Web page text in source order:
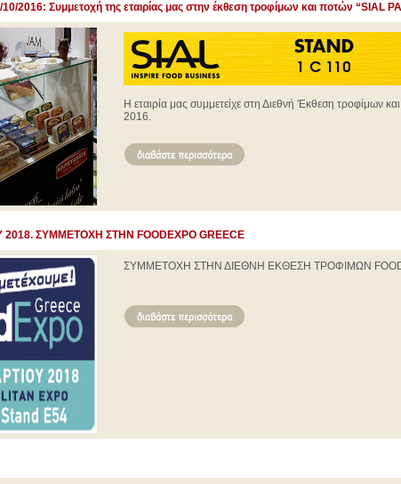
2016: Συμμετοχή της εταιρίας μας στην έκθεση τροφίμων και ποτών “SIAL
Η εταιρία μας συμμετείχε στη Διεθνή 'Εκθεση τροφίμων
2016.
2018. ΣΥΜΜΕΤΟΧΗ ΣΤΗΝ FOODEXPO GREECE
ΣΥΜΜΕΤΟΧΗ ΣΤΗΝ ΔΙΕΘΝΗ ΕΚΘΕΣΗ ΤΡΟΦΙΜΩΝ